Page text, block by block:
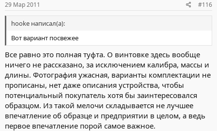
29 Мар 2011 #116
hooke написал(а):
Вот вариант посвежее
Все равно это полная туфта. О винтовке здесь вообще
ничего не рассказано, за исключением калибра, массы и
длины. Фотография ужасная, варианты комплектации не
прописаны, нет даже описания устройства, чтобы
потенциальный покупатель хотя бы заинтересовался
образцом. Из такой мелочи складывается не лучшее
впечатление об образце и предприятии в целом, а ведь
первое впечатление порой самое важное.